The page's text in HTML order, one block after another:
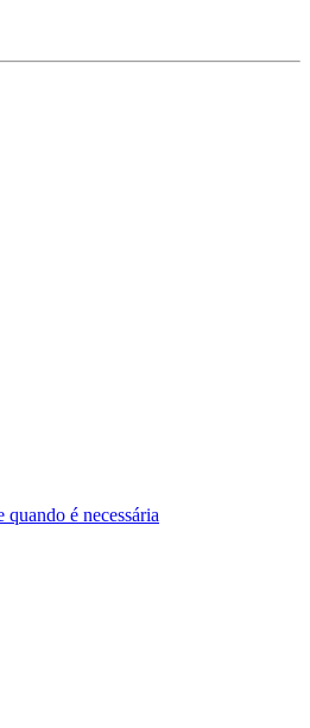
é necessária